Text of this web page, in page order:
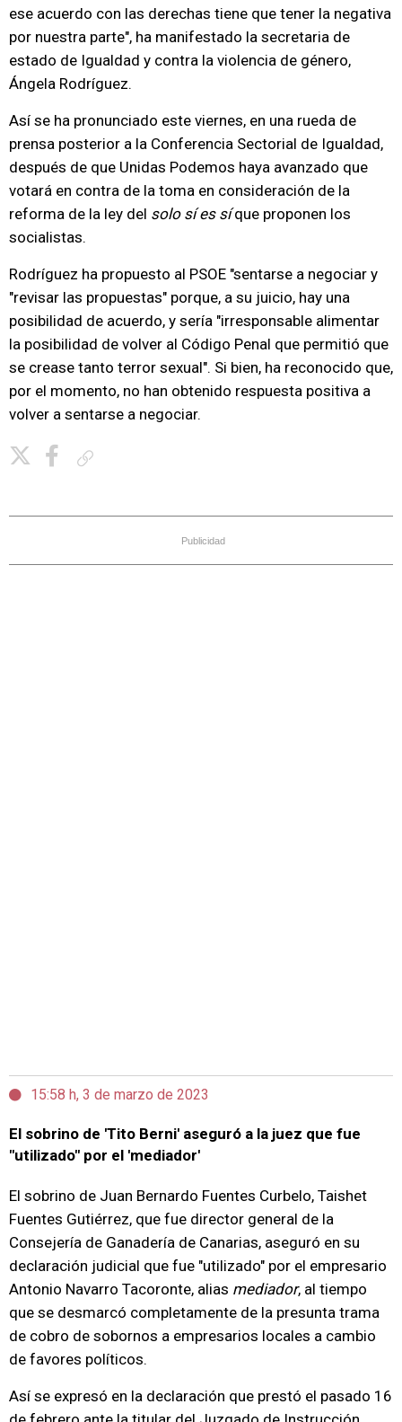
ese acuerdo con las derechas tiene que tener la negativa
por nuestra parte", ha manifestado la secretaria de
estado de Igualdad y contra la violencia de género,
Ángela Rodríguez.
Así se ha pronunciado este viernes, en una rueda de
prensa posterior a la Conferencia Sectorial de Igualdad,
después de que Unidas Podemos haya avanzado que
votará en contra de la toma en consideración de la
reforma de la ley del solo sí es síque proponen los
socialistas.
Rodríguez ha propuesto al PSOE "sentarse a negociar y
"revisar las propuestas" porque, a su juicio, hay una
posibilidad de acuerdo, y sería "irresponsable alimentar
la posibilidad de volver al Código Penal que permitió que
se crease tanto terror sexual". Si bien, ha reconocido que,
por el momento, no han obtenido respuesta positiva a
volver a sentarse a negociar.
Publicidad
15:58 h, 3 de marzo de 2023
El sobrino de 'Tito Berni' aseguró a la juez que fue
"utilizado" por el 'mediador'
El sobrino de Juan Bernardo Fuentes Curbelo, Taishet
Fuentes Gutiérrez, que fue director general de la
Consejería de Ganadería de Canarias, aseguró en su
declaración judicial que fue "utilizado" por el empresario
Antonio Navarro Tacoronte, alias mediador, al tiempo
que se desmarcó completamente de la presunta trama
de cobro de sobornos a empresarios locales a cambio
de favores políticos.
Así se expresó en la declaración que prestó el pasado 16